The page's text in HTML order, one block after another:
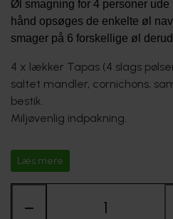
Øl smagning for 4 personer ude
hånd opsøges de enkelte øl
smager på 6 forskellige øl
4 x lækker Tapas (4 slags
saltet mandler, cornichons,
bestik.
Miljøvenlig indpakning.
x ½ liter kildevand, glas og
"Safarikort", årgang 1935, samt
Læs mere
−